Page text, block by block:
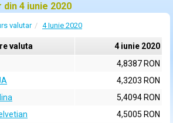
4 iunie 2020
valutar 4 Iunie 2020
valuta
4 iunie 2020
4,8387 RON
4,3203 RON
5,4094 RON
4,5005 RON